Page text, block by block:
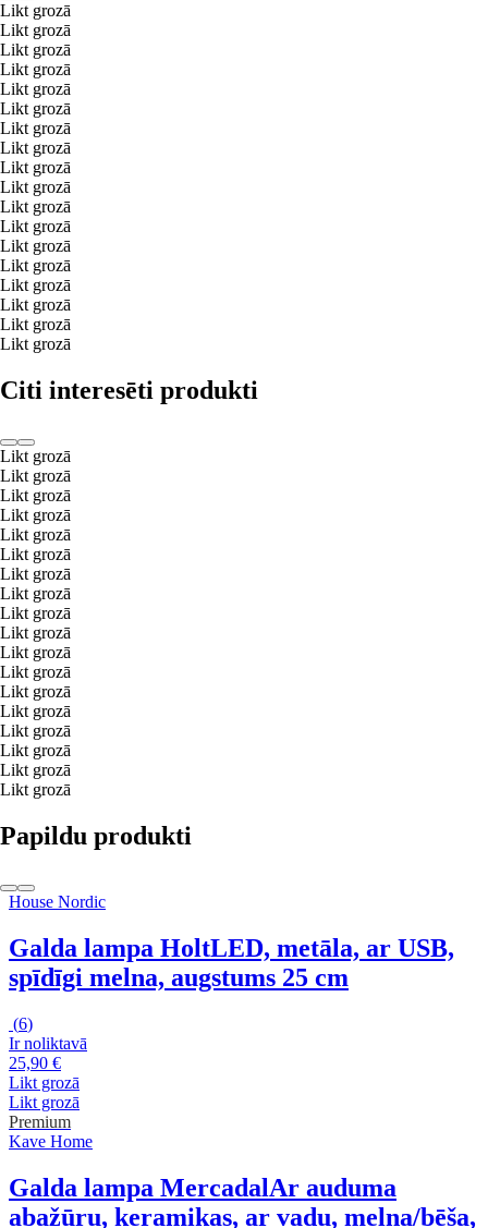
Likt grozā
Likt grozā
Likt grozā
Likt grozā
Likt grozā
Likt grozā
Likt grozā
Likt grozā
Likt grozā
Likt grozā
Likt grozā
Likt grozā
Likt grozā
Likt grozā
Likt grozā
Likt grozā
Likt grozā
Likt grozā
Citi interesēti produkti
Likt grozā
Likt grozā
Likt grozā
Likt grozā
Likt grozā
Likt grozā
Likt grozā
Likt grozā
Likt grozā
Likt grozā
Likt grozā
Likt grozā
Likt grozā
Likt grozā
Likt grozā
Likt grozā
Likt grozā
Likt grozā
Papildu produkti
House Nordic
Galda lampa HoltLED, metāla, ar USB,
spīdīgi melna, augstums 25 cm
(6)
Ir noliktavā
25,90 €
Likt grozā
Likt grozā
Premium
Kave Home
Galda lampa MercadalAr auduma
abažūru, keramikas, ar vadu, melna/bēša,